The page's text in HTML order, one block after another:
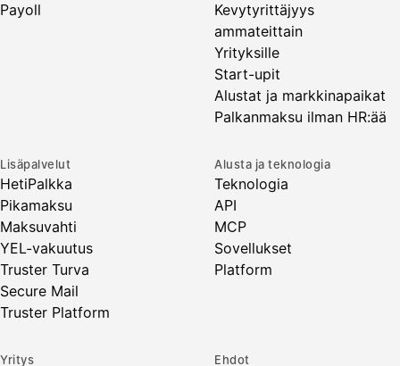
Payoll
Kevytyrittäjyys
ammateittain
Yrityksille
Start-upit
Alustat ja markkinapaikat
Palkanmaksu ilman HR:ää
Lisäpalvelut
HetiPalkka
Pikamaksu
Maksuvahti
YEL-vakuutus
Truster Turva
Secure Mail
Truster Platform
Alusta ja teknologia
Teknologia
API
MCP
Sovellukset
Platform
Yritys Ehdot